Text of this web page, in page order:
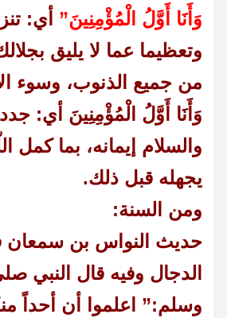
وَأَنَا أَوَّلُ الْمُؤْمِنِينَ” أي:
وتعظيما عما لا يليق
من جميع الذنوب، وسوء
وَأَنَا أَوَّلُ الْمُؤْمِنِينَ أي:
والسلام إيمانه، بما كمل
يجهله قبل ذلك.
ومن السنة:
حديث النواس بن سمعان
الدجال وفيه قال النبي
وسلم:” اعلموا أن أحداً